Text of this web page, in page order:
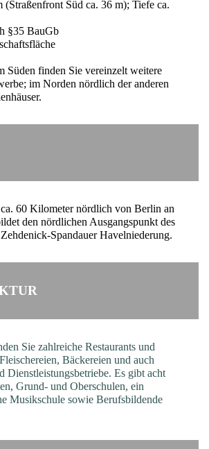
(Straßenfront Süd ca. 36 m); Tiefe ca.
§35 BauGb
Süden finden Sie vereinzelt weitere
im Norden nördlich der anderen
60 Kilometer nördlich von Berlin an
den nördlichen Ausgangspunkt des
Spandauer Havelniederung.
Sie zahlreiche Restaurants und
Bäckereien und auch
Dienstleistungsbetriebe. Es gibt acht
Grund- und Oberschulen, ein
Musikschule sowie Berufsbildende